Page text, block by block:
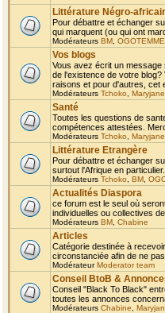
Littérature Négro-
Pour débattre et échanger
qui marquent (ou qui ont
Modérateurs BM
Vos blogs
Vous avez écrit un
de l'existence de votre
raisons et pour d'autres, cet
Modérateurs Tchoko Maryjane
Santé
Toutes les questions de
compétences attestées.
Modérateurs Tchoko Maryjane
Littérature Etrangère
Pour débattre et échanger
surtout l'Afrique en particulier...
Modérateurs Tchoko BM
Actualités Diaspora
ce forum est le seul où
individuelles ou collectives
Modérateurs BM Chabine
Articles
Catégorie destinée à
circonstanciée afin de ne
ModérateurModerator team
Conseil BtoB &
Conseil "Black To Black"
toutes les annonces
Modérateurs Chabine